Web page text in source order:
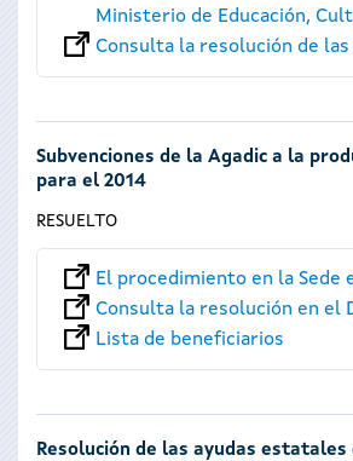
Ministerio de Educación,
Consulta la resolución de las
Subvenciones de la Agadic a la
para el 2014
RESUELTO
El procedimiento en la Sede
Consulta la resolución en el
Lista de beneficiarios
Resolución de las ayudas estatales